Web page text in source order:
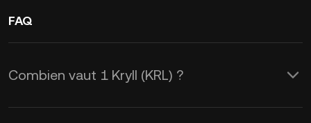
FAQ
Combien vaut 1 Kryll (KRL) ?
KuCoin fournit des mises à jour du prix